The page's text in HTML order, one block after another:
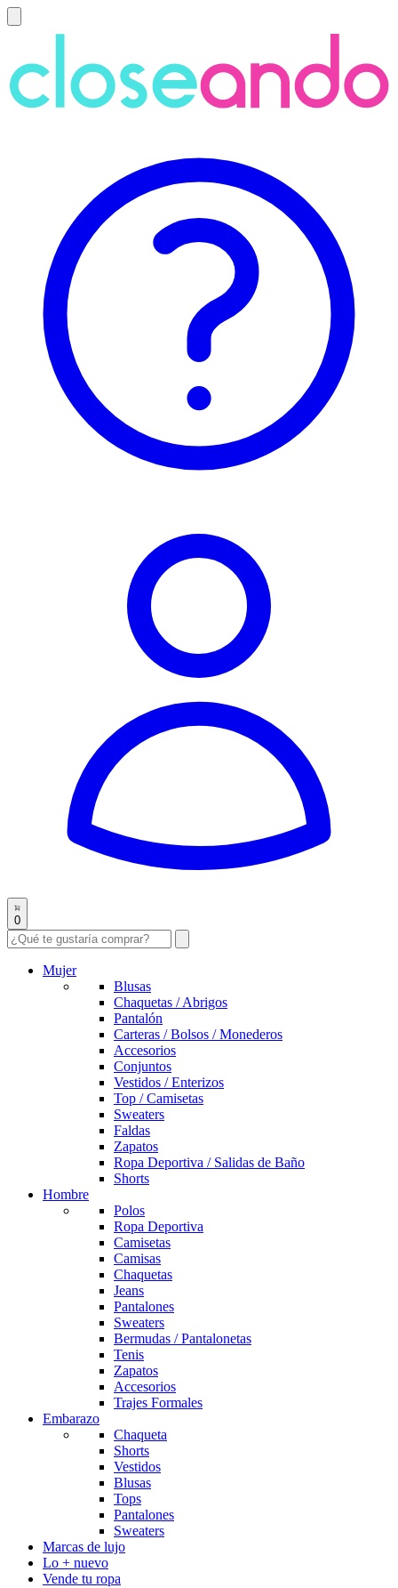
0
Mujer
Blusas
Chaquetas / Abrigos
Pantalón
Carteras / Bolsos / Monederos
Accesorios
Conjuntos
Vestidos / Enterizos
Top / Camisetas
Sweaters
Faldas
Zapatos
Ropa Deportiva / Salidas de Baño
Shorts
Hombre
Polos
Ropa Deportiva
Camisetas
Camisas
Chaquetas
Jeans
Pantalones
Sweaters
Bermudas / Pantalonetas
Tenis
Zapatos
Accesorios
Trajes Formales
Embarazo
Chaqueta
Shorts
Vestidos
Blusas
Tops
Pantalones
Sweaters
Marcas de lujo
Lo + nuevo
Vende tu ropa